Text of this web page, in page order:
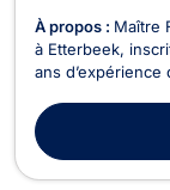
À propos : Maître
à Etterbeek,
ans
divers litiges,
droit du